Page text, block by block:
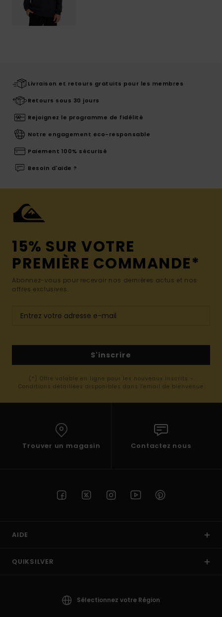
Livraison et retours gratuits pour les membres
Retours sous 30 jours
Rejoignez le programme de fidélité
Notre engagement eco-responsable
Paiement 100% sécurisé
Besoin d'aide ?
15% SUR VOTRE
PREMIÈRE COMMANDE*
Abonnez-vous pour recevoir nos dernières actus et nos
offres exclusives.
S'inscrire
(*) Offre valable en ligne pour les nouveaux inscrits -
Conditions détaillées disponibles dans l'email de bienvenue
Trouver un magasin Contactez nous
AIDE
QUIKSILVER
Sélectionnez votre Région